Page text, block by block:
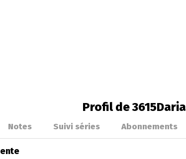
Profil de 3615Daria
Notes Suivi séries Abonnements